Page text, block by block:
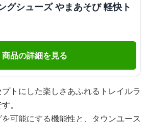
グシューズ やまあそび 軽快ト
商品の詳細を見る
トにした楽しさあふれるトレイルラ
。
可能にする機能性と、タウンユース